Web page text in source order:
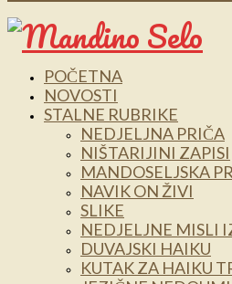
POČETNA
NOVOSTI
STALNE RUBRIKE
NEDJELJNA PRIČA
NIŠTARIJINI ZAPISI
MANDOSELJSKA
NAVIK ON ŽIVI
SLIKE
NEDJELJNE MISLI
DUVAJSKI HAIKU
KUTAK ZA HAIKU